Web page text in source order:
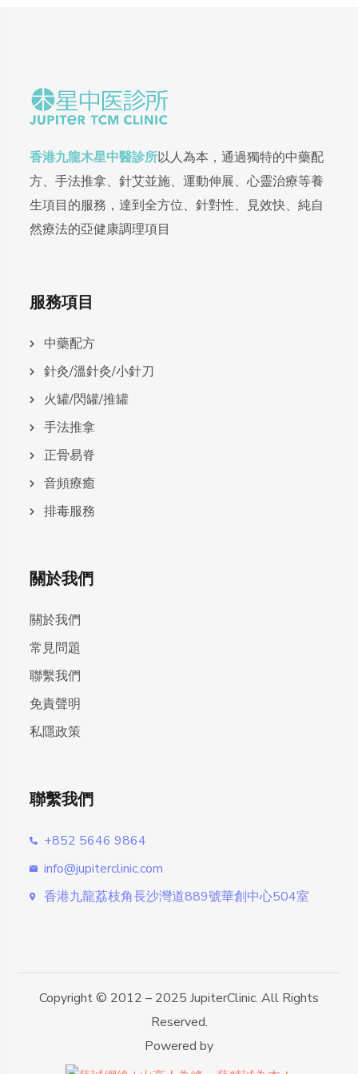
香港九龍木星中醫診所以人為本，通過獨特的中藥配
方、手法推拿、針艾並施、運動伸展、心靈治療等養
生項目的服務，達到全方位、針對性、見效快、純自
然療法的亞健康調理項目
服務項目
中藥配方
針灸/溫針灸/小針刀
火罐/閃罐/推罐
手法推拿
正骨易脊
⾳頻療癒
排毒服務
關於我們
關於我們
常見問題
聯繫我們
免責聲明
私隱政策
聯繫我們
+852 5646 9864
info@jupiterclinic.com
香港九龍荔枝角長沙灣道889號華創中心504室
Copyright © 2012 – 2025 JupiterClinic. All Rights
Reserved.
Powered by